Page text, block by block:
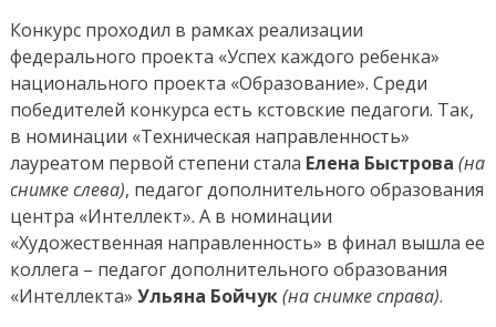
Конкурс проходил в рамках реализации
федерального проекта «Успех каждого ребенка»
национального проекта «Образование». Среди
победителей конкурса есть кстовские педагоги. Так,
в номинации «Техническая направленность»
лауреатом первой степени стала Елена Быстрова (на
снимке слева), педагог дополнительного образования
центра «Интеллект». А в номинации
«Художественная направленность» в финал вышла ее
коллега – педагог дополнительного образования
«Интеллекта» Ульяна Бойчук(на снимке справа).